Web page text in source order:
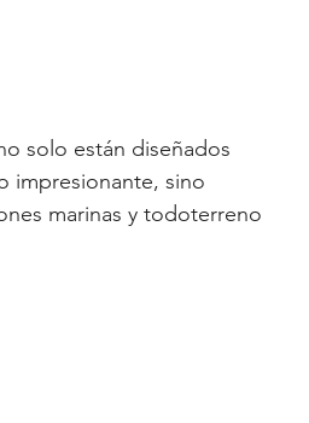
solo están diseñados
impresionante, sino
marinas y todoterreno